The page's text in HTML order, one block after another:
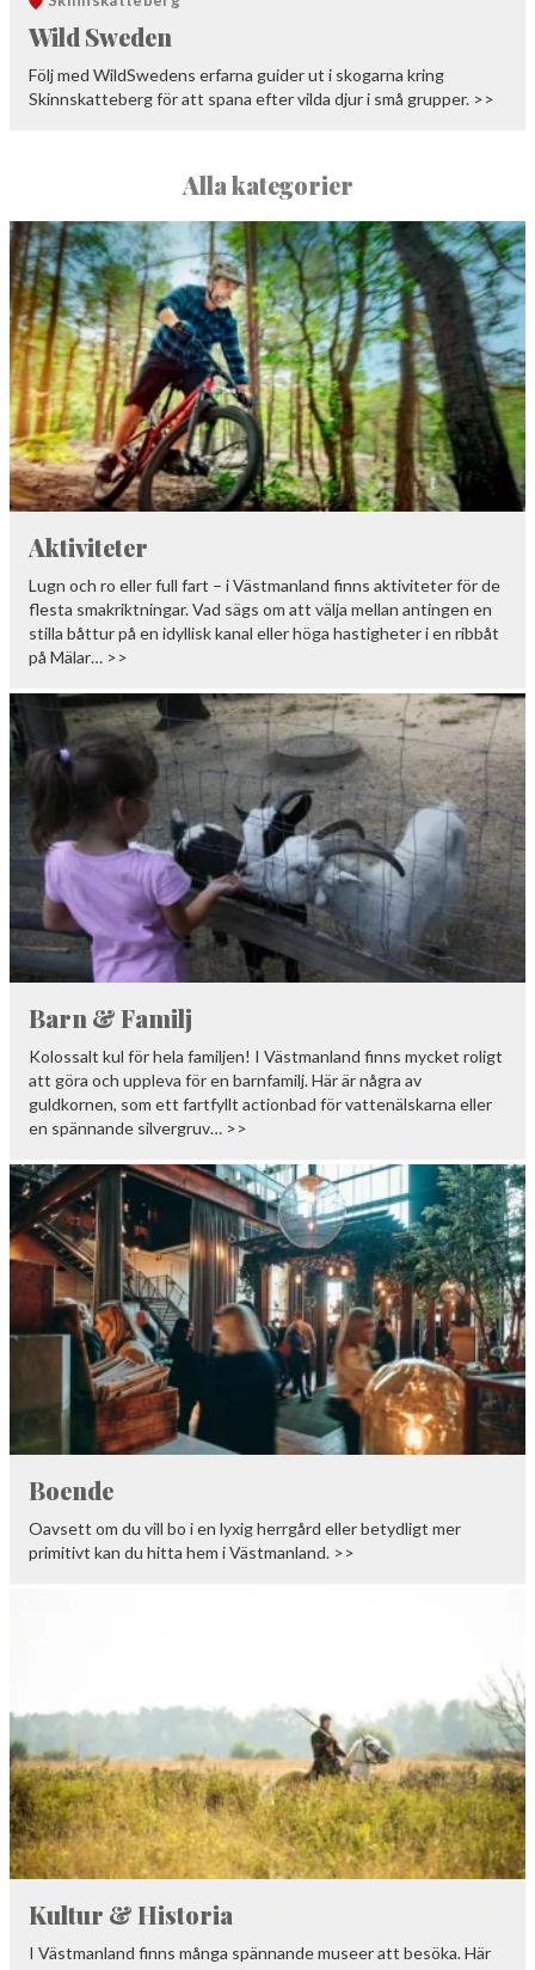
Wild Sweden
Följ med WildSwedens erfarna guider ut i skogarna kring
Skinnskatteberg för att spana efter vilda djur i små grupper. >>
Alla kategorier
Aktiviteter
Lugn och ro eller full fart – i Västmanland finns aktiviteter för de
flesta smakriktningar. Vad sägs om att välja mellan antingen en
stilla båttur på en idyllisk kanal eller höga hastigheter i en ribbåt
på Mälar… >>
Barn & Familj
Kolossalt kul för hela familjen! I Västmanland finns mycket roligt
att göra och uppleva för en barnfamilj. Här är några av
guldkornen, som ett fartfyllt actionbad för vattenälskarna eller
en spännande silvergruv… >>
Boende
Oavsett om du vill bo i en lyxig herrgård eller betydligt mer
primitivt kan du hitta hem i Västmanland. >>
Kultur & Historia
I Västmanland finns många spännande museer att besöka. Här